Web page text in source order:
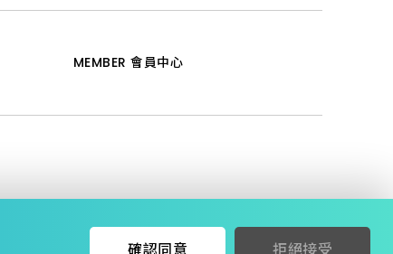
MEMBER 會員中心
確認同意 拒絕接受